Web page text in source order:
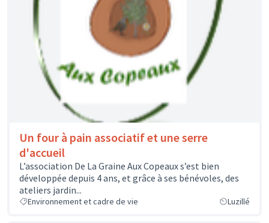
Un four à pain associatif et une serre
d'accueil
L’association De La Graine Aux Copeaux s’est bien
développée depuis 4 ans, et grâce à ses bénévoles, des
ateliers jardin...
Environnement et cadre de vie Luzillé